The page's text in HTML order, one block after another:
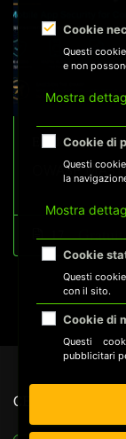
Effedc
OWASP
17
CERCA NEL SITO
Cookie
Questi
e non
Mostra
Cookie di
Questi
la
Mostra
Cookie
Questi
con il sito.
Cookie di
Questi
pubblicitari